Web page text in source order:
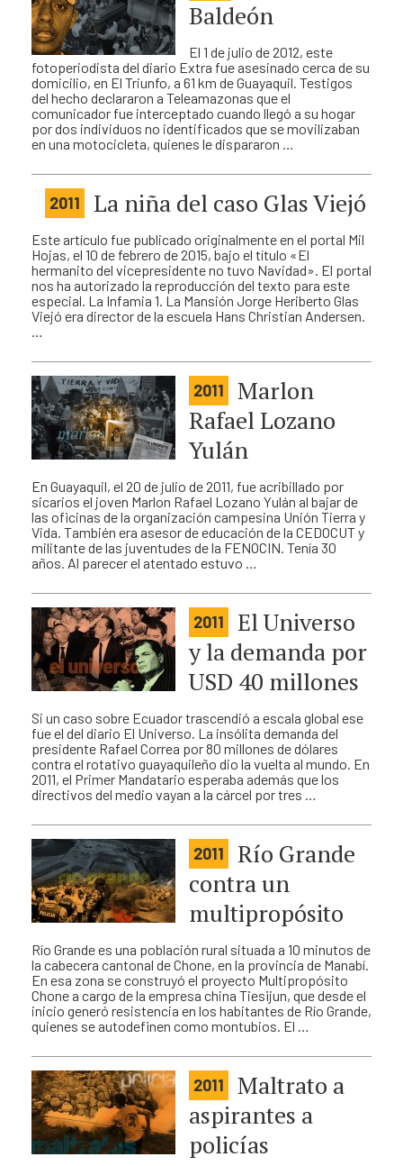
Baldeón
El 1 de julio de 2012, este
fotoperiodista del diario Extra fue asesinado cerca de su
domicilio, en El Triunfo, a 61 km de Guayaquil. Testigos
del hecho declararon a Teleamazonas que el
comunicador fue interceptado cuando llegó a su hogar
por dos individuos no identificados que se movilizaban
en una motocicleta, quienes le dispararon …
2011 La niña del caso Glas Viejó
Este artículo fue publicado originalmente en el portal Mil
Hojas, el 10 de febrero de 2015, bajo el título «El
hermanito del vicepresidente no tuvo Navidad». El portal
nos ha autorizado la reproducción del texto para este
especial. La Infamia 1. La Mansión Jorge Heriberto Glas
Viejó era director de la escuela Hans Christian Andersen.
2011
Marlon
Rafael Lozano
Yulán
En Guayaquil, el 20 de julio de 2011, fue acribillado por
sicarios el joven Marlon Rafael Lozano Yulán al bajar de
las oficinas de la organización campesina Unión Tierra y
Vida. También era asesor de educación de la CEDOCUT y
militante de las juventudes de la FENOCIN. Tenía 30
años. Al parecer el atentado estuvo …
2011
El Universo
y la demanda por
USD 40 millones
Si un caso sobre Ecuador trascendió a escala global ese
fue el del diario El Universo. La insólita demanda del
presidente Rafael Correa por 80 millones de dólares
contra el rotativo guayaquileño dio la vuelta al mundo. En
2011, el Primer Mandatario esperaba además que los
directivos del medio vayan a la cárcel por tres …
2011
Río Grande
contra un
multipropósito
Río Grande es una población rural situada a 10 minutos de
la cabecera cantonal de Chone, en la provincia de Manabí.
En esa zona se construyó el proyecto Multipropósito
Chone a cargo de la empresa china Tiesijun, que desde el
inicio generó resistencia en los habitantes de Río Grande,
quienes se autodefinen como montubios. El …
2011
Maltrato a
aspirantes a
policías